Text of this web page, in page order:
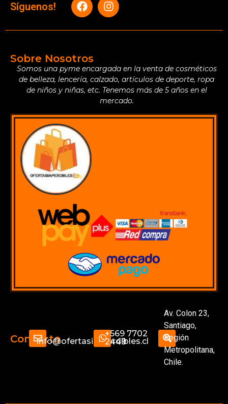
Síguenos!
Sobre Nosotros
Somos una pyme encargada en la venta de cosméticos
de belleza, lencería, calzado, artículos de deporte, ropa
de niños y niñas, etc. Tenemos más de 5 años en el
mercado.
Contactoinfo@ofertasimperdibles.cl
+569 7702
2449
Av. Colon 23,
Santiago,
Región
Metropolitana,
Chile.